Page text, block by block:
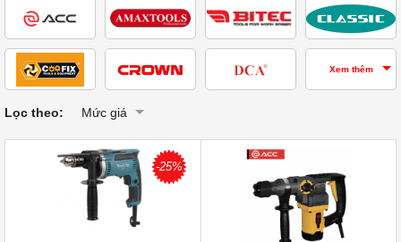
Xem thêm
Lọc theo: Mức giá
-25%